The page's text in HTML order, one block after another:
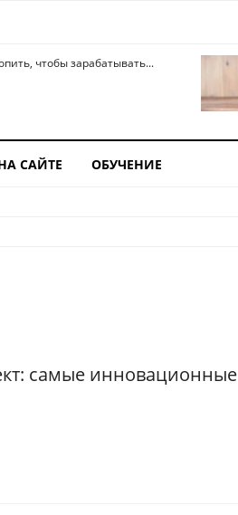
чтобы зарабатывать...
САЙТЕ ОБУЧЕНИЕ
самые инновационные